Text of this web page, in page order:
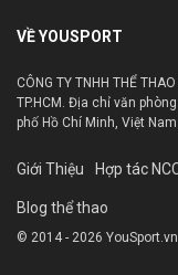
VỀ YOUSPORT
CÔNG TY TNHH THỂ
TP.HCM. Địa chỉ văn
phố Hồ Chí Minh, Việt Nam.
Giới Thiệu Hợp tác
Blog thể thao
© 2014 - 2026 YouSport.vn